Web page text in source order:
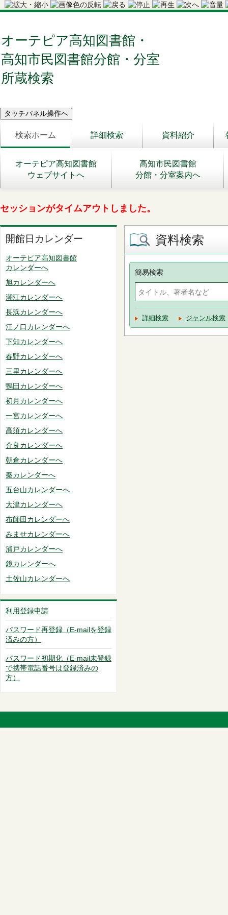
オーテピア高知図書館・
高知市民図書館分館・分室
所蔵検索
検索ホーム 詳細検索 資料紹介
オーテピア高知図書館
ウェブサイトへ
高知市民図書館
分館・分室案内へ
セッションがタイムアウトしました。
開館日カレンダー
オーテピア高知図書館
カレンダーへ
旭カレンダーへ
潮江カレンダーへ
長浜カレンダーへ
江ノ口カレンダーへ
下知カレンダーへ
春野カレンダーへ
三里カレンダーへ
鴨田カレンダーへ
初月カレンダーへ
一宮カレンダーへ
高須カレンダーへ
介良カレンダーへ
朝倉カレンダーへ
秦カレンダーへ
五台山カレンダーへ
大津カレンダーへ
布師田カレンダーへ
みませカレンダーへ
浦戸カレンダーへ
鏡カレンダーへ
土佐山カレンダーへ
利用登録申請
パスワード再登録（E-mailを登録
済みの方）
パスワード初期化（E-mail未登録
で携帯電話番号は登録済みの
方）
資料検索
簡易検索
詳細検索 ジャンル検索